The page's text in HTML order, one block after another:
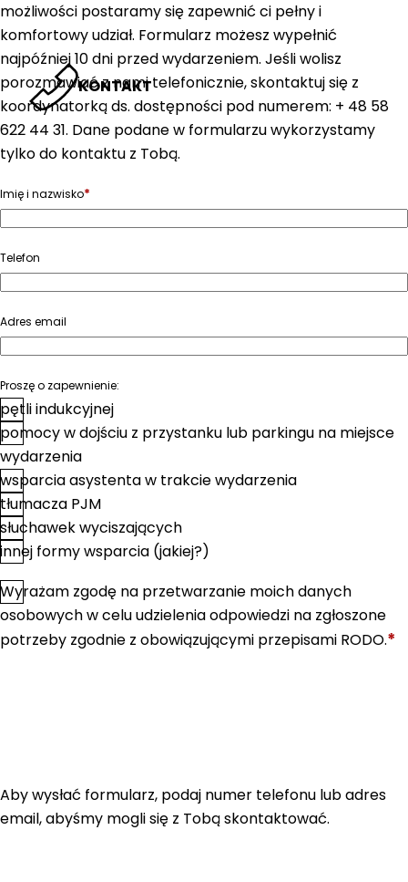
KONTAKT
możliwości postaramy się zapewnić ci pełny i
komfortowy udział. Formularz możesz wypełnić
najpóźniej 10 dni przed wydarzeniem. Jeśli wolisz
porozmawiać z nami telefonicznie, skontaktuj się z
koordynatorką ds. dostępności pod numerem: + 48 58
622 44 31. Dane podane w formularzu wykorzystamy
tylko do kontaktu z Tobą.
Imię i nazwisko*
Telefon
Adres email
Proszę o zapewnienie:
pętli indukcyjnej
pomocy w dojściu z przystanku lub parkingu na miejsce
wydarzenia
wsparcia asystenta w trakcie wydarzenia
tłumacza PJM
słuchawek wyciszających
innej formy wsparcia (jakiej?)
Zgoda*
Wyrażam zgodę na przetwarzanie moich danych
osobowych w celu udzielenia odpowiedzi na zgłoszone
potrzeby zgodnie z obowiązującymi przepisami RODO.*
Aby wysłać formularz, podaj numer telefonu lub adres
email, abyśmy mogli się z Tobą skontaktować.